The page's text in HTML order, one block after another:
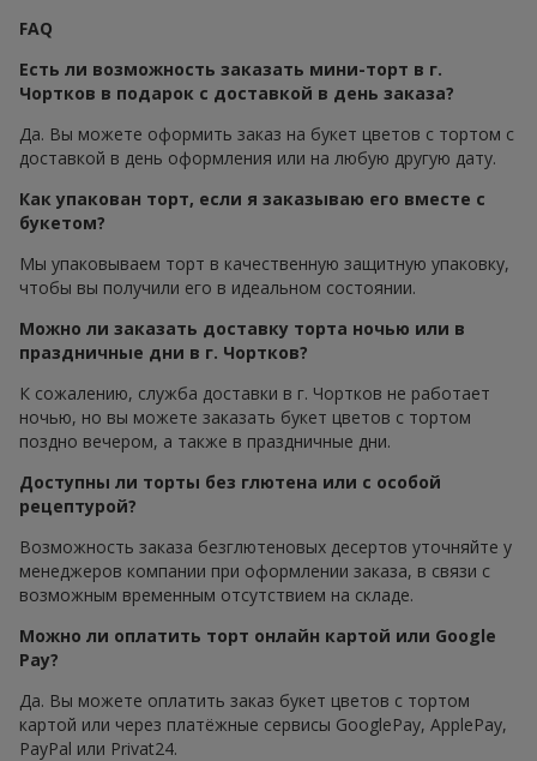
FAQ
Есть ли возможность заказать мини-торт в г.
Чортков в подарок с доставкой в день заказа?
Да. Вы можете оформить заказ на букет цветов с тортом с
доставкой в день оформления или на любую другую дату.
Как упакован торт, если я заказываю его вместе с
букетом?
Мы упаковываем торт в качественную защитную упаковку,
чтобы вы получили его в идеальном состоянии.
Можно ли заказать доставку торта ночью или в
праздничные дни в г. Чортков?
К сожалению, служба доставки в г. Чортков не работает
ночью, но вы можете заказать букет цветов с тортом
поздно вечером, а также в праздничные дни.
Доступны ли торты без глютена или с особой
рецептурой?
Возможность заказа безглютеновых десертов уточняйте у
менеджеров компании при оформлении заказа, в связи с
возможным временным отсутствием на складе.
Можно ли оплатить торт онлайн картой или Google
Pay?
Да. Вы можете оплатить заказ букет цветов с тортом
картой или через платёжные сервисы GooglePay, ApplePay,
PayPal или Privat24.